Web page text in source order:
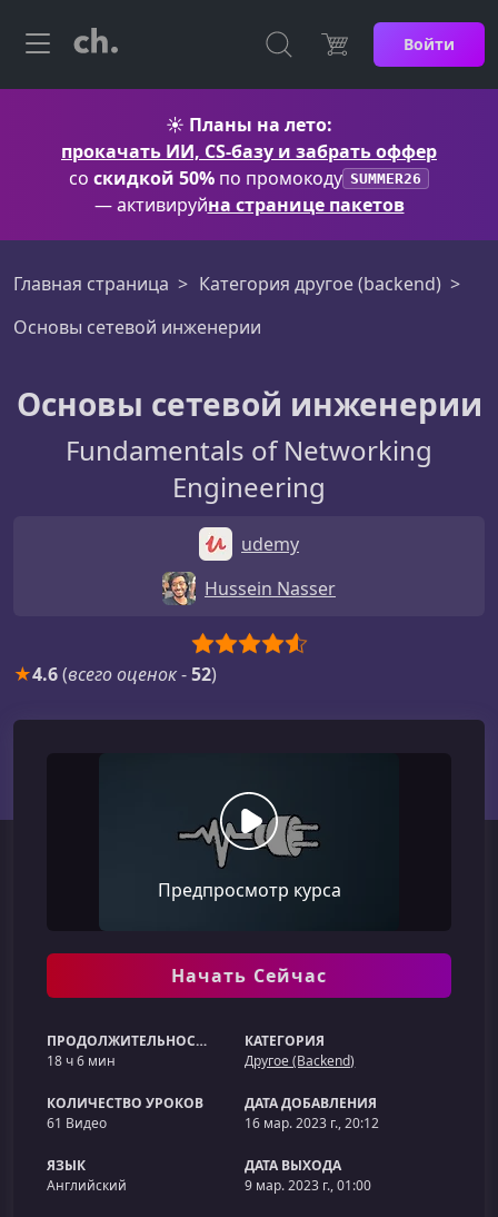
Войти
☀️ Планы на лето:
прокачать ИИ, CS-базу и забрать оффер
со скидкой 50% по промокоду SUMMER26
— активируйна странице пакетов
Главная страница
Категория другое (backend)
Основы сетевой инженерии
Основы сетевой инженерии
Fundamentals of Networking
Engineering
udemy
Hussein Nasser
★4.6(всего оценок-52)
Предпросмотр курса
Начать Сейчас
ПРОДОЛЖИТЕЛЬНОСТЬ
18 ч 6 мин
КАТЕГОРИЯ
Другое (Backend)
КОЛИЧЕСТВО УРОКОВ
61 Видео
ДАТА ДОБАВЛЕНИЯ
16 мар. 2023 г., 20:12
ЯЗЫК
Английский
ДАТА ВЫХОДА
9 мар. 2023 г., 01:00